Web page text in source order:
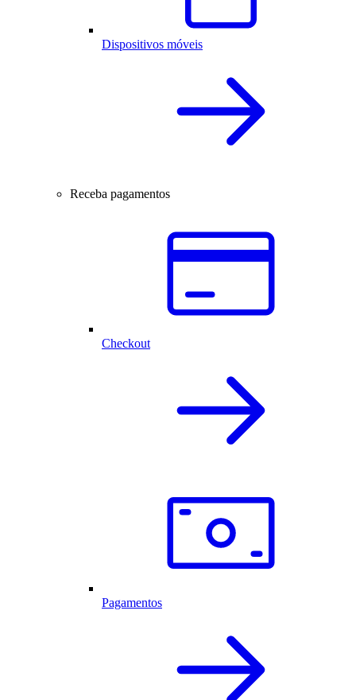
Dispositivos móveis
Receba pagamentos
Checkout
Pagamentos